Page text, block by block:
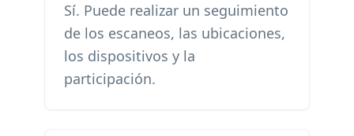
Sí. Puede realizar un seguimiento
de los escaneos, las ubicaciones,
los dispositivos y la
participación.